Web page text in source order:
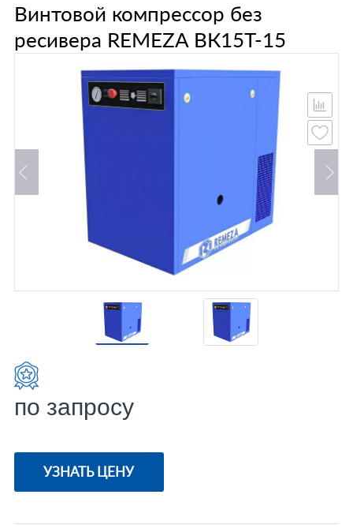
Винтовой компрессор без
ресивера REMEZA ВК15T-15
по запросу
УЗНАТЬ ЦЕНУ